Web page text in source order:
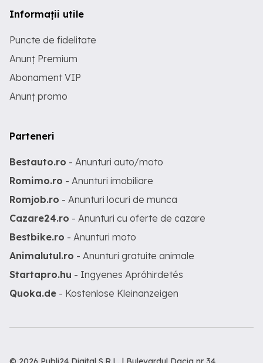
Informații utile
Puncte de fidelitate
Anunț Premium
Abonament VIP
Anunț promo
Parteneri
Bestauto.ro - Anunturi auto/moto
Romimo.ro - Anunturi imobiliare
Romjob.ro - Anunturi locuri de munca
Cazare24.ro - Anunturi cu oferte de cazare
Bestbike.ro - Anunturi moto
Animalutul.ro - Anunturi gratuite animale
Startapro.hu - Ingyenes Apróhirdetés
Quoka.de - Kostenlose Kleinanzeigen